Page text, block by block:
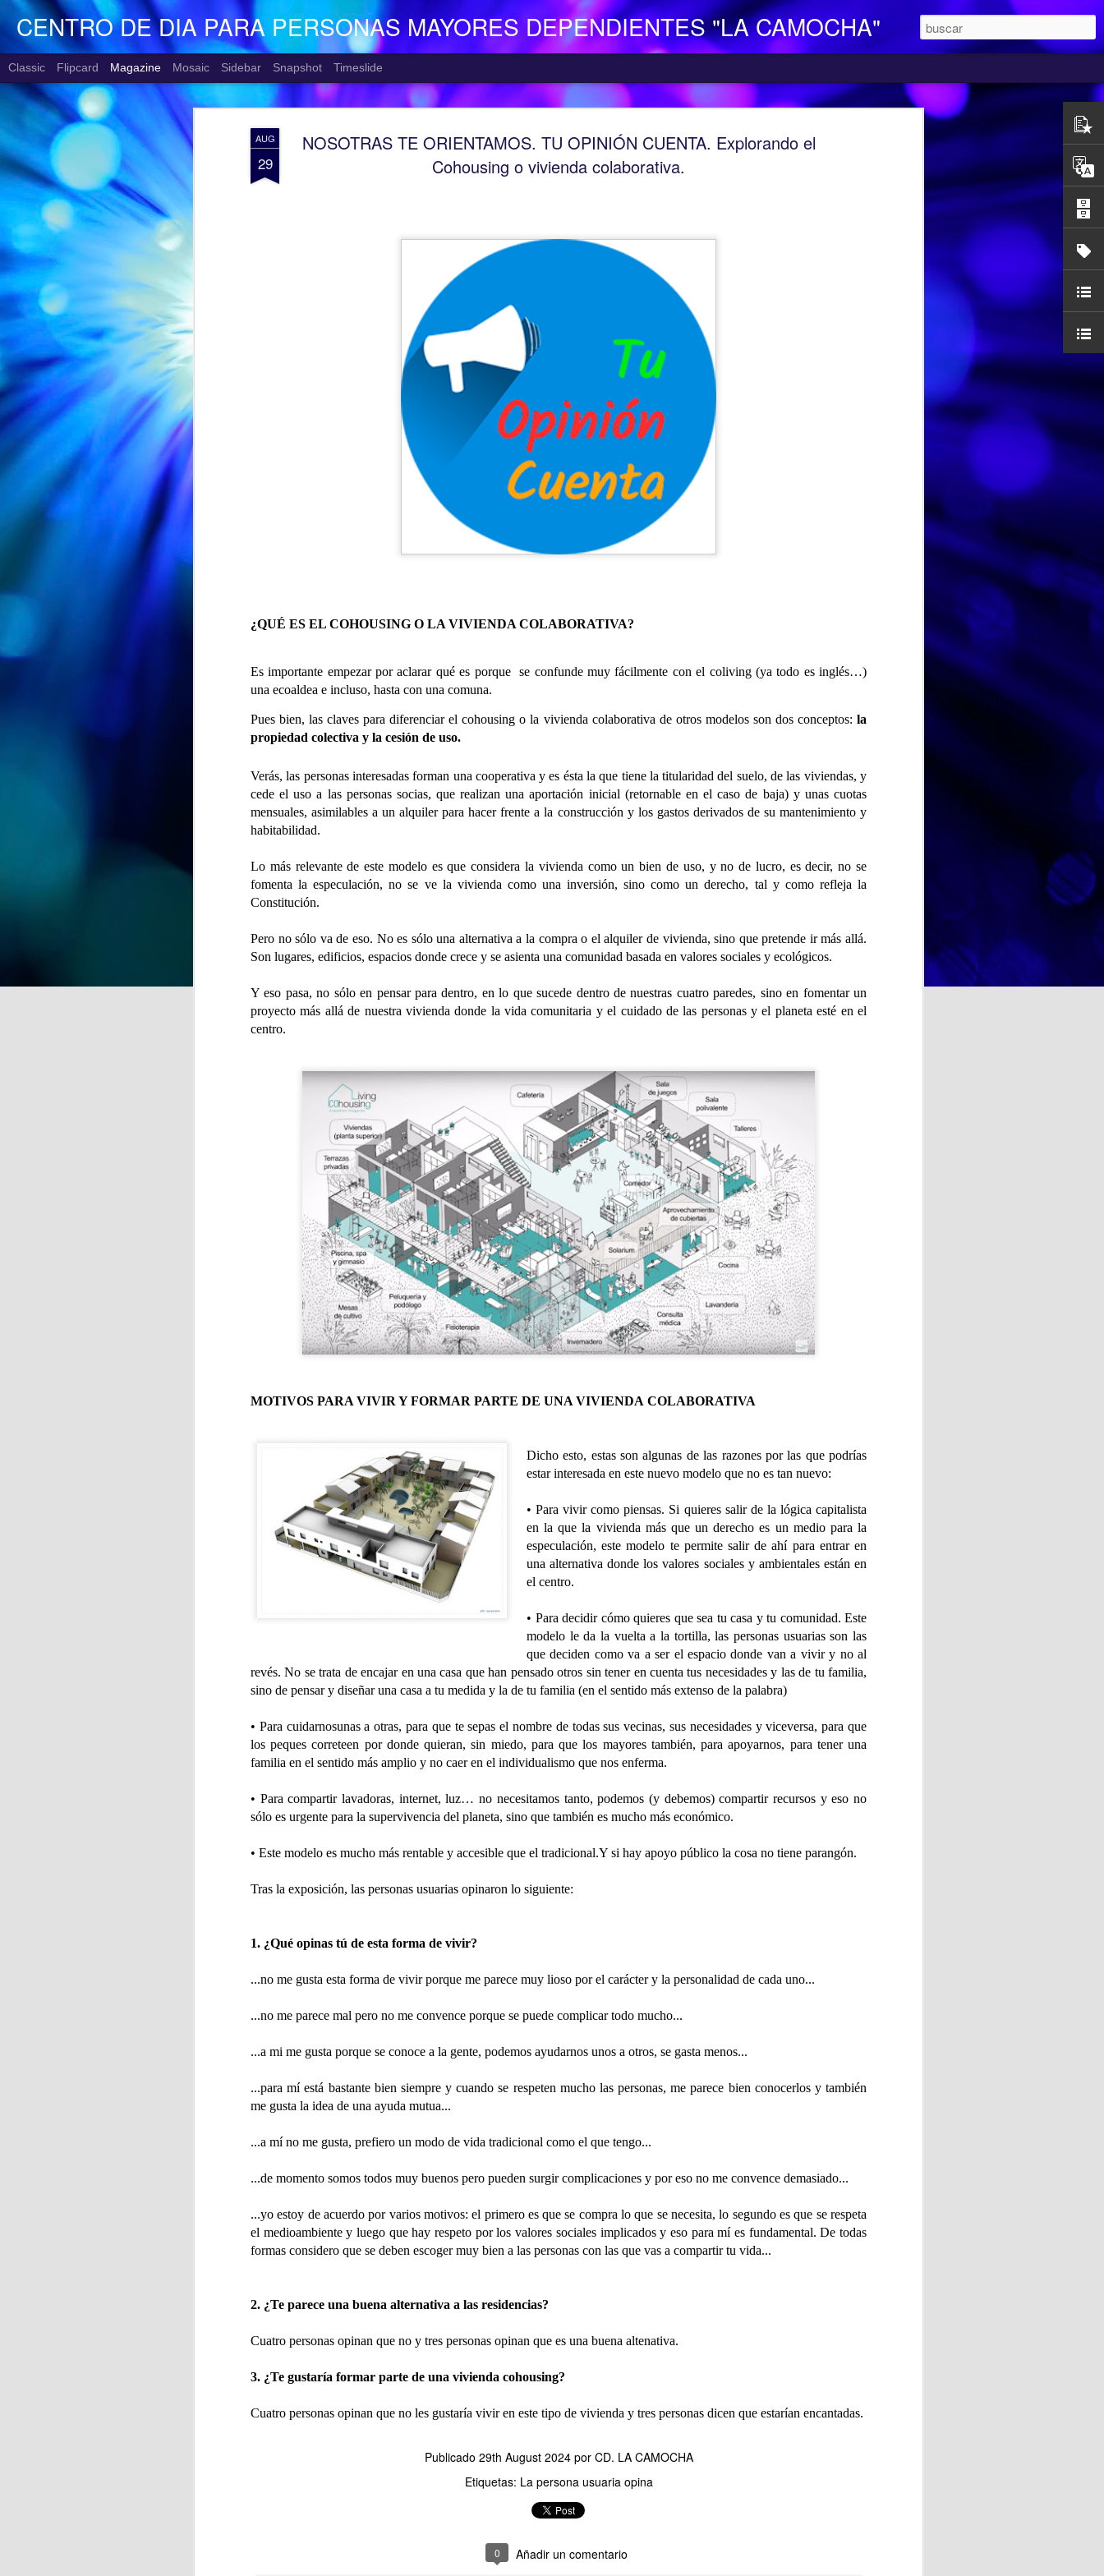
AUG
29
NOSOTRAS TE ORIENTAMOS. TU OPINIÓN CUENTA. Explorando el
Cohousing o vivienda colaborativa.
¿QUÉ ES EL COHOUSING O LA VIVIENDA COLABORATIVA?
Es importante empezar por aclarar qué es porque se confunde muy fácilmente con el coliving (ya todo es inglés…)
una ecoaldea e incluso, hasta con una comuna.
Pues bien, las claves para diferenciar el cohousing o la vivienda colaborativa de otros modelos son dos conceptos: la
propiedad colectiva y la cesión de uso.
Verás, las personas interesadas forman una cooperativa y es ésta la que tiene la titularidad del suelo, de las viviendas, y
cede el uso a las personas socias, que realizan una aportación inicial (retornable en el caso de baja) y unas cuotas
mensuales, asimilables a un alquiler para hacer frente a la construcción y los gastos derivados de su mantenimiento y
habitabilidad.
Lo más relevante de este modelo es que considera la vivienda como un bien de uso, y no de lucro, es decir, no se
fomenta la especulación, no se ve la vivienda como una inversión, sino como un derecho, tal y como refleja la
Constitución.
Pero no sólo va de eso. No es sólo una alternativa a la compra o el alquiler de vivienda, sino que pretende ir más allá.
Son lugares, edificios, espacios donde crece y se asienta una comunidad basada en valores sociales y ecológicos.
Y eso pasa, no sólo en pensar para dentro, en lo que sucede dentro de nuestras cuatro paredes, sino en fomentar un
proyecto más allá de nuestra vivienda donde la vida comunitaria y el cuidado de las personas y el planeta esté en el
centro.
MOTIVOS PARA VIVIR Y FORMAR PARTE DE UNA VIVIENDA COLABORATIVA
Dicho esto, estas son algunas de las razones por las que podrías
estar interesada en este nuevo modelo que no es tan nuevo:
• Para vivir como piensas. Si quieres salir de la lógica capitalista
en la que la vivienda más que un derecho es un medio para la
especulación, este modelo te permite salir de ahí para entrar en
una alternativa donde los valores sociales y ambientales están en
el centro.
• Para decidir cómo quieres que sea tu casa y tu comunidad. Este
modelo le da la vuelta a la tortilla, las personas usuarias son las
que deciden como va a ser el espacio donde van a vivir y no al
revés. No se trata de encajar en una casa que han pensado otros sin tener en cuenta tus necesidades y las de tu familia,
sino de pensar y diseñar una casa a tu medida y la de tu familia (en el sentido más extenso de la palabra)
• Para cuidarnosunas a otras, para que te sepas el nombre de todas sus vecinas, sus necesidades y viceversa, para que
los peques correteen por donde quieran, sin miedo, para que los mayores también, para apoyarnos, para tener una
familia en el sentido más amplio y no caer en el individualismo que nos enferma.
• Para compartir lavadoras, internet, luz… no necesitamos tanto, podemos (y debemos) compartir recursos y eso no
sólo es urgente para la supervivencia del planeta, sino que también es mucho más económico.
• Este modelo es mucho más rentable y accesible que el tradicional.Y si hay apoyo público la cosa no tiene parangón.
Tras la exposición, las personas usuarias opinaron lo siguiente:
1. ¿Qué opinas tú de esta forma de vivir?
...no me gusta esta forma de vivir porque me parece muy lioso por el carácter y la personalidad de cada uno...
...no me parece mal pero no me convence porque se puede complicar todo mucho...
...a mi me gusta porque se conoce a la gente, podemos ayudarnos unos a otros, se gasta menos...
...para mí está bastante bien siempre y cuando se respeten mucho las personas, me parece bien conocerlos y también
me gusta la idea de una ayuda mutua...
...a mí no me gusta, prefiero un modo de vida tradicional como el que tengo...
...de momento somos todos muy buenos pero pueden surgir complicaciones y por eso no me convence demasiado...
...yo estoy de acuerdo por varios motivos: el primero es que se compra lo que se necesita, lo segundo es que se respeta
el medioambiente y luego que hay respeto por los valores sociales implicados y eso para mí es fundamental. De todas
formas considero que se deben escoger muy bien a las personas con las que vas a compartir tu vida...
2. ¿Te parece una buena alternativa a las residencias?
Cuatro personas opinan que no y tres personas opinan que es una buena altenativa.
3. ¿Te gustaría formar parte de una vivienda cohousing?
Cuatro personas opinan que no les gustaría vivir en este tipo de vivienda y tres personas dicen que estarían encantadas.
Publicado 29th August 2024por CD. LA CAMOCHA
Etiquetas: La persona usuaria opina
0 Añadir un comentario
CENTRO DE DIA PARA PERSONAS MAYORES DEPENDIENTES "LA CAMOCHA"
Classic Flipcard Magazine Mosaic Sidebar Snapshot Timeslide
7
EL CENTRO DE DIA
El Centro de Día para Personas Mayores Dependientes “La
Camocha” (Gijón), pertenece a la red de centros de la
Asturias; presta una atención integral e individualizada a la persona
apoyo a las familias.
Está situado en Vega-La Camocha, en la C/ Charles Chaplin s/n,
zona rural de Gijón; para llegar se pueden utilizar los autobuses de
la empresa municipal, concretamente la línea L16, que cubre el
recorrido Estación del Ferrocarril-Vega con frecuencias de 20
minutos aproximadamente. El horario de funcionamiento es
continuo entre las 10,00 y las 17,00 h. Más información en el propio
centro o en el teléfono 985185427.
🌸📚 ¡"Entre pétalos y
recuerdos" sigue su viaje!
Nuestra exposición "Entre pétalos
y recuerdos" se despide del
instalarse en la Biblioteca de
Vega-La Camocha, donde podrá
visitarse durante todo el mes de
un recorrido lleno de creatividad,
que florece en cada obra.
5
🎉🎂 Hoy es el turno de
celebrar el 91 cumpleaños
de Nieves 🎂🎉
En el Centro de Día seguimos de
celebración. Hoy hemos tenido la
cumpleaños de Nieves,
compartiendo con ella una jornada
llena de cariño, sonrisas y buenos
momentos.
compañeras, compañeros y el
equipo de profesionales, Nieves
tan especial.
4
🌊☀️De nuevo, salieron a la
playa para disfrutar del
del mar. En esta ocasión no se
animaron a darse un baño, aunque
orilla, dejando que el agua fresca
les mojara y refrescara los pies 👣
💙
brisa marina y disfrutar de la
tranquilidad que ofrecía la costa.
3
Hoy hemos dedicado la
sesión a la historia de vida
recordar, compartir y poner en
valor las experiencias que han
A través de fotografías, recuerdos
y conversaciones, hemos
recorrido diferentes etapas de su
vida, descubriendo anécdotas,
Estas actividades favorecen la
comunicación, estimulan la
30
DIA MUNDIAL DE LA TARTA DE QUESO
Hoy en el Centro de Día nos hemos unido a una celebración muy especial y deliciosa: el Día Mundial
de la Tarta de Queso. Una jornada diferente que nos ha permitido disfrutar no solo de un postre tan
30
La felicidad es uno de los conceptos más estudiados desde la filosofía, la psicología y otras
disciplinas sociales. Aunque no existe una definición única, generalmente se entiende como un estado
A lo largo de la vida, la idea de felicidad puede cambiar en función de las experiencias, las
prioridades personales y las circunstancias vitales.
JUL
28
TALLER DE MERIENDAS
Los Syrniki son unas deliciosas tortitas o panqueques tradicionales de la cocina rusa y ucraniana.
Se elaboran principalmente con un queso fresco llamado tvorog (que puedes sustituir por ricota o requesón),
huevo y harina. Quedan crujientes por fuera, suaves por dentro y se sirven calientes.
En nuestro centro las servimos con una presentación diferente: en copa, combinadas con requesón
cremoso, mermelada y un toque crujiente de granola.
JUL TALLER DE LECTURA
La Amaba es una novela de Anna Gavalda que narra la historia de Pierre, un rico industrial de sesenta y
JUL
24
TALLER DE JABONES
💖¡¡¡ El taller de jabones vuelve a llenar de creatividad nuestro centro !!! 💖
En el centro de día hemos retomado una de las actividades que más les gustan: el taller de elaboración de
jabones artesanales.
Cada participante elaborará un jabón que llevará a casa el día 7 de septiembre con motivo del Día de
CONCURSO FACEBOOK. Ganadores julio
Este mes ha ganado nuestro concurso de Facebook, La Asociación de Vecinos de Vega-La Camocha
y hoy su presidente, Jesús, ha venido a visitarnos y a recoger su premio.
Las pistas las dieron Fernando, Nieves y Tino. Y la respuesta era Frida Khalo.
la experiencia del mar de acuerdo con sus gustos, deseos y capacidades.
Para algunos, el plan perfecto fue sentir el agua en los pies y disfrutar tranquilamente de la orilla. Otros se
La diversidad de capacidades no fue un impedimento para disfrutar de mar.
JUL
20
ESPAÑA CAMPEONES DEL MUNDO 2026
1-0 en la final disputada ayer, consiguiendo así su segunda estrella mundialista.
de un rato de convivencia, alegría y muchas conversaciones sobre el campeonato.
17
Mercedes lleva tiempo participando en la Terapia Musical Personalizada. Ésta intervención terapéutica
A lo largo del proceso se observa que la musicoterapia contribuye a la regulación emocional, así mismo,
estimula funciones cognitivas como la atención, la memoria, la orientación y la capacidad de concentración,
ayudando a mantener la actividad cognitiva.
EL SENIOR PRIX DEL VERANO
¡¡Cuarto año consecutivo celebrando nuestro divertido y esperado Senior Prix del verano!!